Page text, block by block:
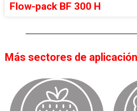
Flow-pack BF 300 H
Más sectores de aplicación